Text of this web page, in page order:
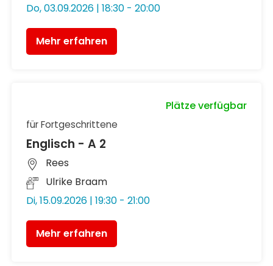
Do, 03.09.2026 | 18:30 - 20:00
Mehr erfahren
für Fortgeschrittene
Englisch - A 2
Rees
Ulrike Braam
Di, 15.09.2026 | 19:30 - 21:00
Plätze verfügbar
Mehr erfahren